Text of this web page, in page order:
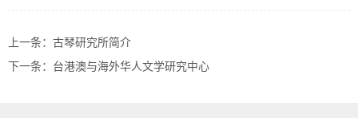
上一条： 古琴研究所简介
下一条： 台港澳与海外华人文学研究中心